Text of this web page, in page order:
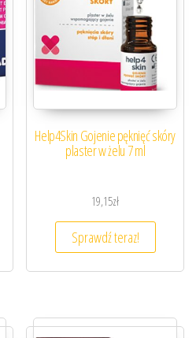
Help4Skin Gojenie pęknięć skóry
plaster w żelu 7 ml
19,15zł
Sprawdź teraz!